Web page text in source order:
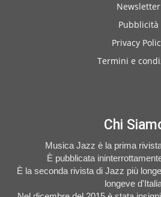
Newsletter
Pubblicità
Privacy
Termini e
Chi
Musica Jazz è la prima
È pubblicata
È la seconda rivista di Jazz più
longeve